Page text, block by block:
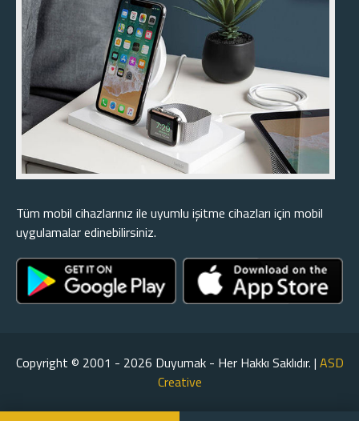
Tüm mobil cihazlarınız ile uyumlu işitme cihazları için mobil
uygulamalar edinebilirsiniz.
Copyright © 2001 - 2026 Duyumak - Her Hakkı Saklıdır. | ASD
Creative